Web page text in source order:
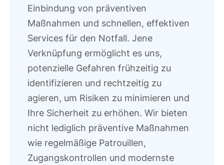
Einbindung von präventiven
Maßnahmen und schnellen, effektiven
Services für den Notfall. Jene
Verknüpfung ermöglicht es uns,
potenzielle Gefahren frühzeitig zu
identifizieren und rechtzeitig zu
agieren, um Risiken zu minimieren und
Ihre Sicherheit zu erhöhen. Wir bieten
nicht lediglich präventive Maßnahmen
wie regelmäßige Patrouillen,
Zugangskontrollen und modernste